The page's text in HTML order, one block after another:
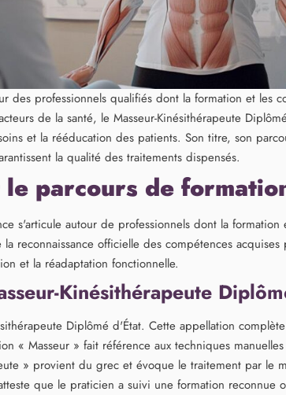
des professionnels qualifiés dont la formation et les
de la santé, le Masseur-Kinésithérapeute
et la rééducation des patients. Son titre, son
la qualité des traitements dispensés.
parcours de
s'articule autour de professionnels dont la formation
reconnaissance officielle des compétences
et la réadaptation fonctionnelle.
Kinésithérapeute
Diplômé d'État. Cette appellation
« Masseur » fait référence aux techniques
» provient du grec et évoque le traitement par le
que le praticien a suivi une formation reconnue